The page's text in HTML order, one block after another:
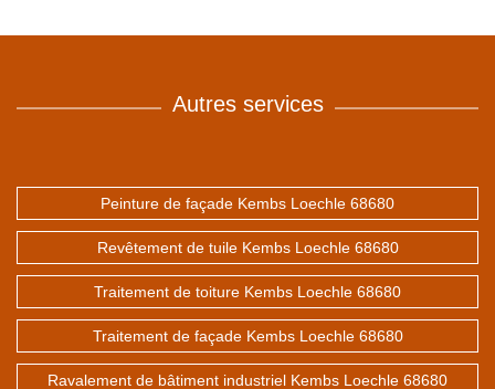
Autres services
Peinture de façade Kembs Loechle 68680
Revêtement de tuile Kembs Loechle 68680
Traitement de toiture Kembs Loechle 68680
Traitement de façade Kembs Loechle 68680
Ravalement de bâtiment industriel Kembs Loechle 68680